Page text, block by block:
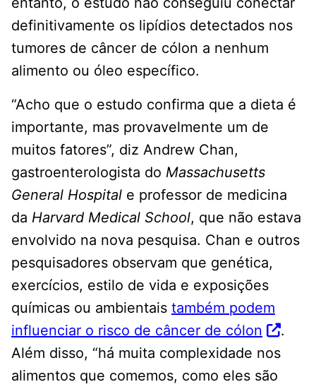
definitivamente os lipídios detectados nos
tumores de câncer de cólon a nenhum
alimento ou óleo específico.
“Acho que o estudo confirma que a dieta é
importante, mas provavelmente um de
muitos fatores”, diz Andrew Chan,
gastroenterologista do Massachusetts
General Hospital e professor de medicina
da Harvard Medical School, que não estava
envolvido na nova pesquisa. Chan e outros
pesquisadores observam que genética,
exercícios, estilo de vida e exposições
químicas ou ambientais também podem
influenciar o risco de câncer de cólon
.
Além disso, “há muita complexidade nos
alimentos que comemos, como eles são